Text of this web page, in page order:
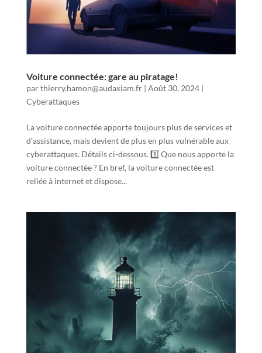
Voiture connectée: gare au piratage!
parthierry.hamon@audaxiam.fr| Août 30, 2024|
Cyberattaques
La voiture connectée apporte toujours plus de services et
d’assistance, mais devient de plus en plus vulnérable aux
cyberattaques. Détails ci-dessous. 1️⃣ Que nous apporte la
voiture connectée ? En bref, la voiture connectée est
reliée à internet et dispose...